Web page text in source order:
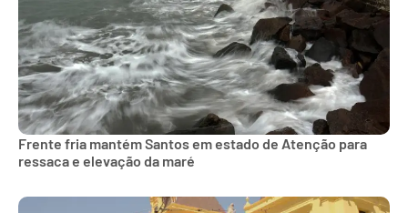
Frente fria mantém Santos em estado de Atenção para
ressaca e elevação da maré